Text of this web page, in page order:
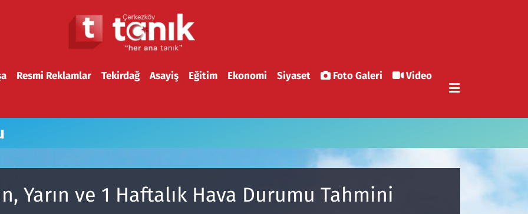
Resmi Reklamlar Tekirdağ Asayiş Eğitim Ekonomi Siyaset Foto Galeri
Video
Yarın ve 1 Haftalık Hava Durumu Tahmini